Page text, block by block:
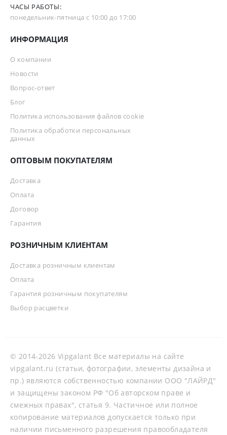
ЧАСЫ РАБОТЫ:
понедельник-пятница с 10:00 до 17:00
ИНФОРМАЦИЯ
О компании
Новости
Вопрос-ответ
Блог
Политика использования файлов cookie
Политика обработки персональных
данных
ОПТОВЫМ ПОКУПАТЕЛЯМ
Доставка
Оплата
Договор
Гарантия
РОЗНИЧНЫМ КЛИЕНТАМ
Доставка розничным клиентам
Оплата
Гарантия розничным покупателям
Выбор расцветки
© 2014-2026 Vipgalant Все материалы на сайте
vipgalant.ru (статьи, фотографии, элементы дизайна и
пр.) являются собственностью компании ООО "ЛАЙРД"
и защищены законом РФ "Об авторском праве и
смежных правах", статья 9. Частичное или полное
копирование материалов допускается только при
наличии письменного разрешения правообладателя